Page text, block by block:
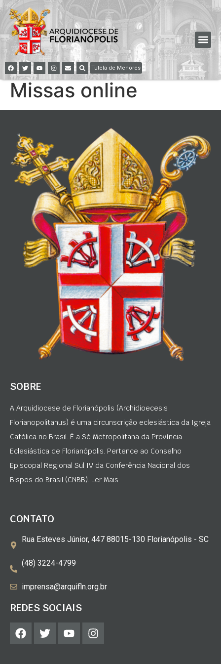
Tutela de Menores
Missas online
SOBRE
A Arquidiocese de Florianópolis (Archidioecesis
Florianopolitanus) é uma circunscrição eclesiástica da Igreja
Católica no Brasil. É a Sé Metropolitana da Província
Eclesiástica de Florianópolis. Pertence ao Conselho
Episcopal Regional Sul IV da Conferência Nacional dos
Bispos do Brasil (CNBB). Ler Mais
CONTATO
Rua Esteves Júnior, 447 88015-130 Florianópolis - SC
(48) 3224-4799
imprensa@arquifln.org.br
REDES SOCIAIS